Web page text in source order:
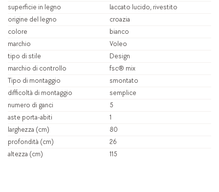
superficie in legno
laccato lucido, rivestito
origine del legno
croazia
colore
bianco
marchio
Voleo
tipo di stile
Design
marchio di controllo
fsc® mix
Tipo di montaggio
smontato
difficoltà di montaggio
semplice
numero di ganci
5
aste porta-abiti
1
larghezza (cm)
80
profondità (cm)
26
altezza (cm)
115